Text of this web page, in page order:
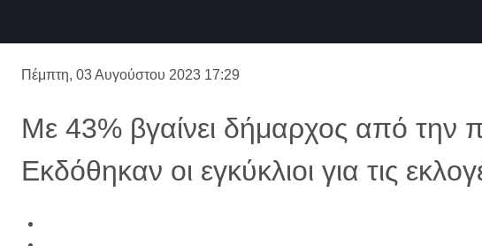
Πέμπτη, 03 Αυγούστου 2023 17:29
Με 43% βγαίνει δήμαρχος από την
Εκδόθηκαν οι εγκύκλιοι για τις